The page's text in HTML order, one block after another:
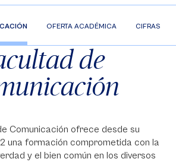
OFERTA ACADÉMICA CIFRAS
de
Comunicación ofrece desde su
una formación comprometida con la
y el bien común en los diversos